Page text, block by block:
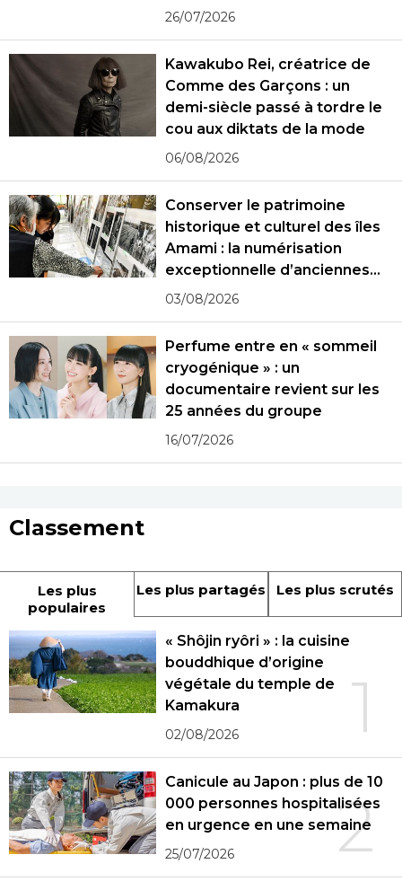
monde réel
26/07/2026
Kawakubo Rei, créatrice de
Comme des Garçons : un
demi-siècle passé à tordre le
cou aux diktats de la mode
06/08/2026
Conserver le patrimoine
historique et culturel des îles
Amami : la numérisation
exceptionnelle d’anciennes
photographies
03/08/2026
Perfume entre en « sommeil
cryogénique » : un
documentaire revient sur les
25 années du groupe
16/07/2026
Classement
Les plus
populaires
Les plus partagés Les plus scrutés
1
« Shôjin ryôri » : la cuisine
bouddhique d’origine
végétale du temple de
Kamakura
02/08/2026
2
Canicule au Japon : plus de 10
000 personnes hospitalisées
en urgence en une semaine
25/07/2026